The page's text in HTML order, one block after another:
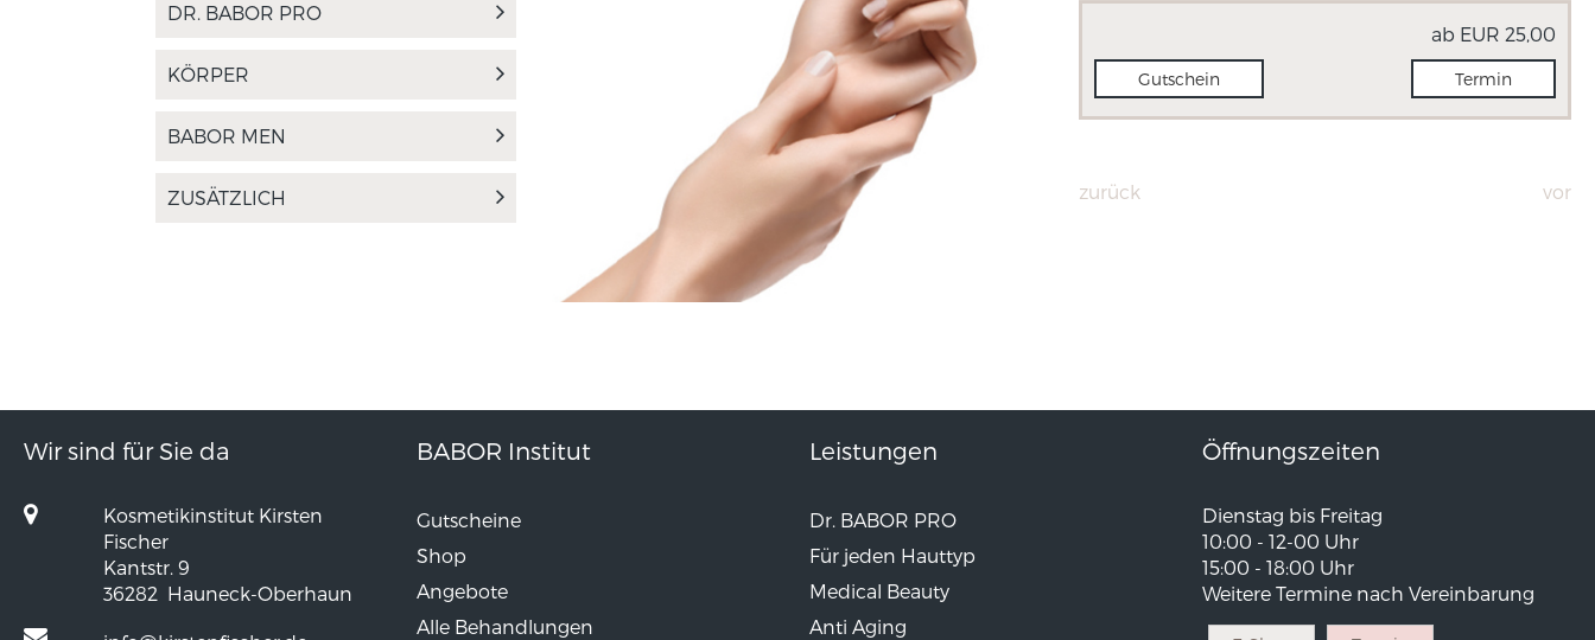
DR. BABOR PRO
KÖRPER
BABOR MEN
ZUSÄTZLICH
ab EUR 25,00
Gutschein Termin
zurück vor
Wir sind für Sie da
Kosmetikinstitut Kirsten
Fischer
Kantstr. 9
36282 Hauneck-Oberhaun
BABOR Institut
Gutscheine
Shop
Angebote
Alle Behandlungen
Leistungen
Dr. BABOR PRO
Für jeden Hauttyp
Medical Beauty
Anti Aging
Öffnungszeiten
Dienstag bis Freitag
10:00 - 12-00 Uhr
15:00 - 18:00 Uhr
Weitere Termine nach Vereinbarung